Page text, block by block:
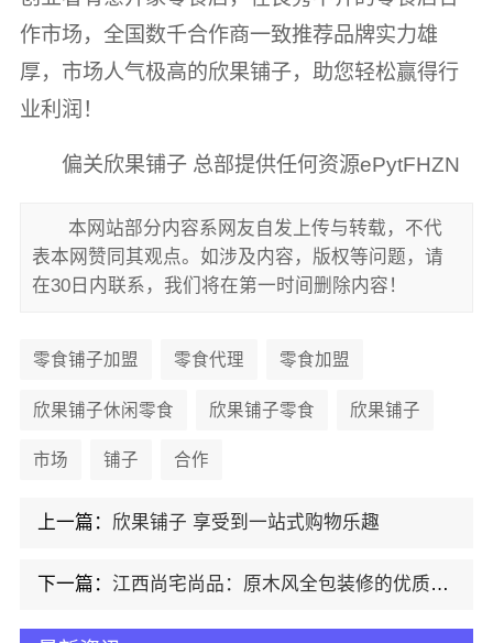
作市场，全国数千合作商一致推荐品牌实力雄
厚，市场人气极高的欣果铺子，助您轻松赢得行
业利润！
偏关欣果铺子 总部提供任何资源ePytFHZN
本网站部分内容系网友自发上传与转载，不代
表本网赞同其观点。如涉及内容，版权等问题，请
在30日内联系，我们将在第一时间删除内容！
零食铺子加盟 零食代理 零食加盟
欣果铺子休闲零食 欣果铺子零食 欣果铺子
市场 铺子 合作
上一篇： 欣果铺子 享受到一站式购物乐趣
下一篇： 江西尚宅尚品：原木风全包装修的优质之选